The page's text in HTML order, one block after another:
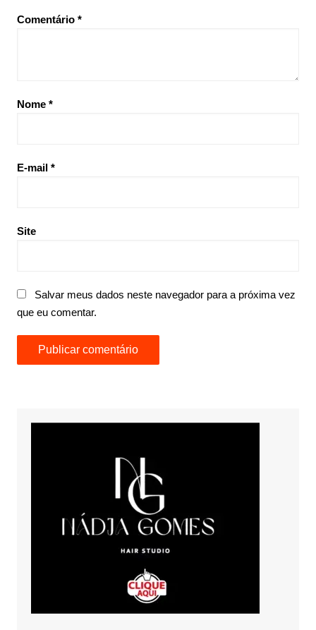
Comentário *
Nome *
E-mail *
Site
Salvar meus dados neste navegador para a próxima vez
que eu comentar.